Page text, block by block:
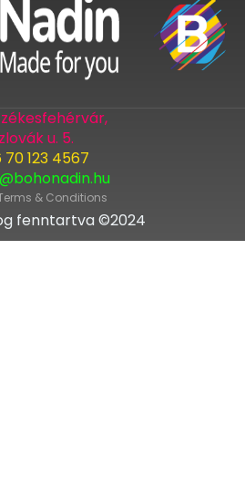
u. 5.
70 123 4567
& Conditions
fenntartva ©2024